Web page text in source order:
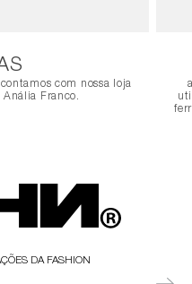
com nossa loja
Franco.
DA FASHION